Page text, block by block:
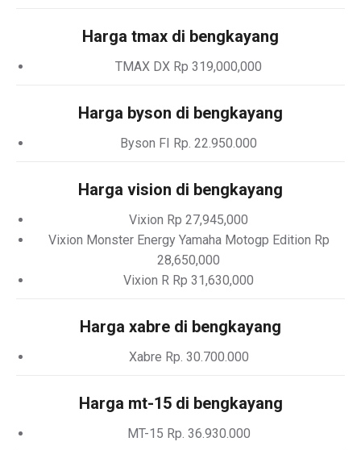
Harga tmax di bengkayang
TMAX DX Rp 319,000,000
Harga byson di bengkayang
Byson FI Rp. 22.950.000
Harga vision di bengkayang
Vixion Rp 27,945,000
Vixion Monster Energy Yamaha Motogp Edition Rp
28,650,000
Vixion R Rp 31,630,000
Harga xabre di bengkayang
Xabre Rp. 30.700.000
Harga mt-15 di bengkayang
MT-15 Rp. 36.930.000